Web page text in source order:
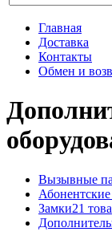
Главная
Доставка
Контакты
Обмен и
Вызывные
Абонентские
Замки21